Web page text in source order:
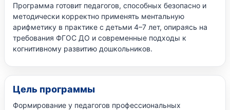
Программа готовит педагогов, способных безопасно и
методически корректно применять ментальную
арифметику в практике с детьми 4–7 лет, опираясь на
требования ФГОС ДО и современные подходы к
когнитивному развитию дошкольников.
Цель программы
Формирование у педагогов профессиональных